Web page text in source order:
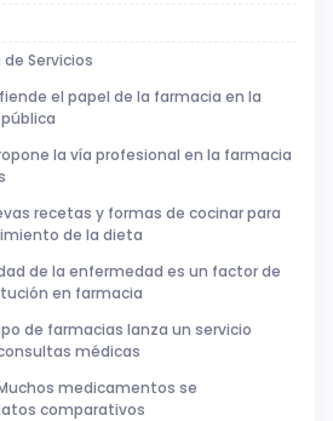
Servicios
el papel de la farmacia en la
la vía profesional en la farmacia
recetas y formas de cocinar para
de la dieta
de la enfermedad es un factor de
en farmacia
de farmacias lanza un servicio
médicas
medicamentos se
comparativos